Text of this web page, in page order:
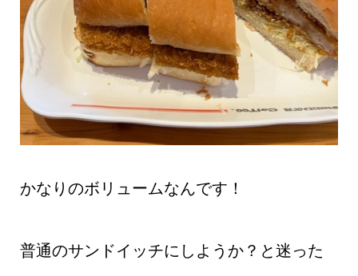
かなりのボリュームなんです！
普通のサンドイッチにしようか？と迷った